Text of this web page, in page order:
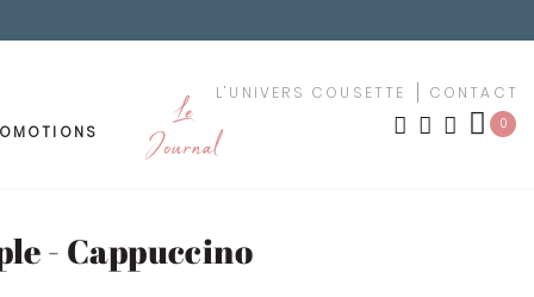
Le
Journal
L'UNIVERS COUSETTE CONTACT
0
- Cappuccino